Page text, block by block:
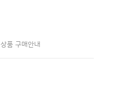
상품 구매안내